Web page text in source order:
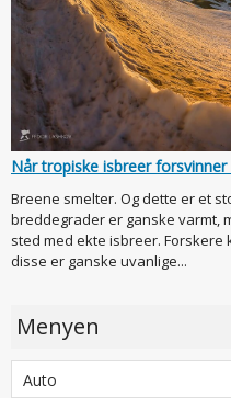
Når tropiske isbreer forsvinner
Breene smelter. Og dette er et
breddegrader er ganske varmt,
sted med ekte isbreer.
disse er ganske uvanlige...
Menyen
Auto